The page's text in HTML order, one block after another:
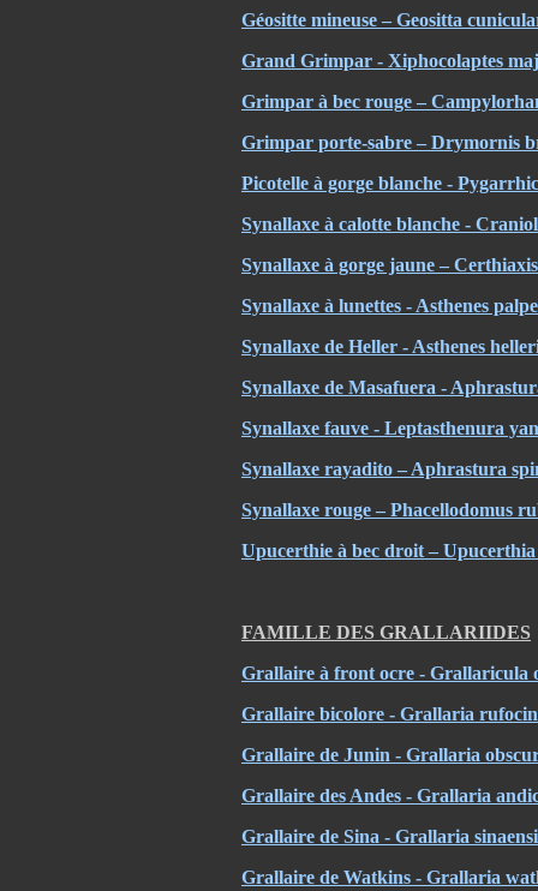
Géositte mineuse – Geositta
Grand Grimpar - Xiphocolaptes
Grimpar à bec rouge –
Grimpar porte-sabre – Drymornis
Picotelle à gorge blanche -
Synallaxe à calotte blanche -
Synallaxe à gorge jaune –
Synallaxe à lunettes - Asthenes
Synallaxe de Heller - Asthenes
Synallaxe de Masafuera -
Synallaxe fauve - Leptasthenura
Synallaxe rayadito – Aphrastura
Synallaxe rouge – Phacellodomus
Upucerthie à bec droit –
FAMILLE DES GRALLARIIDES
Grallaire à front ocre - Grallaricula
Grallaire bicolore - Grallaria
Grallaire de Junin - Grallaria
Grallaire des Andes - Grallaria
Grallaire de Sina - Grallaria
Grallaire de Watkins - Grallaria